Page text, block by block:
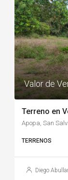
Valor de
Apopa, San
TERRENOS
Diego